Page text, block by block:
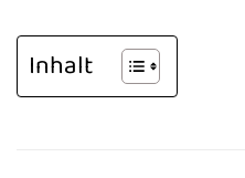
Inhalt